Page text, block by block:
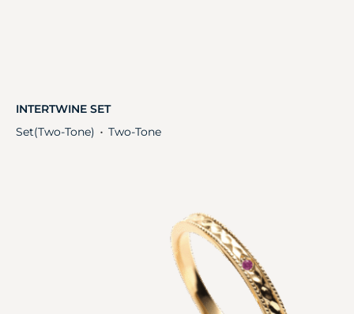
INTERTWINE SET
Set(Two-Tone) ・ Two-Tone